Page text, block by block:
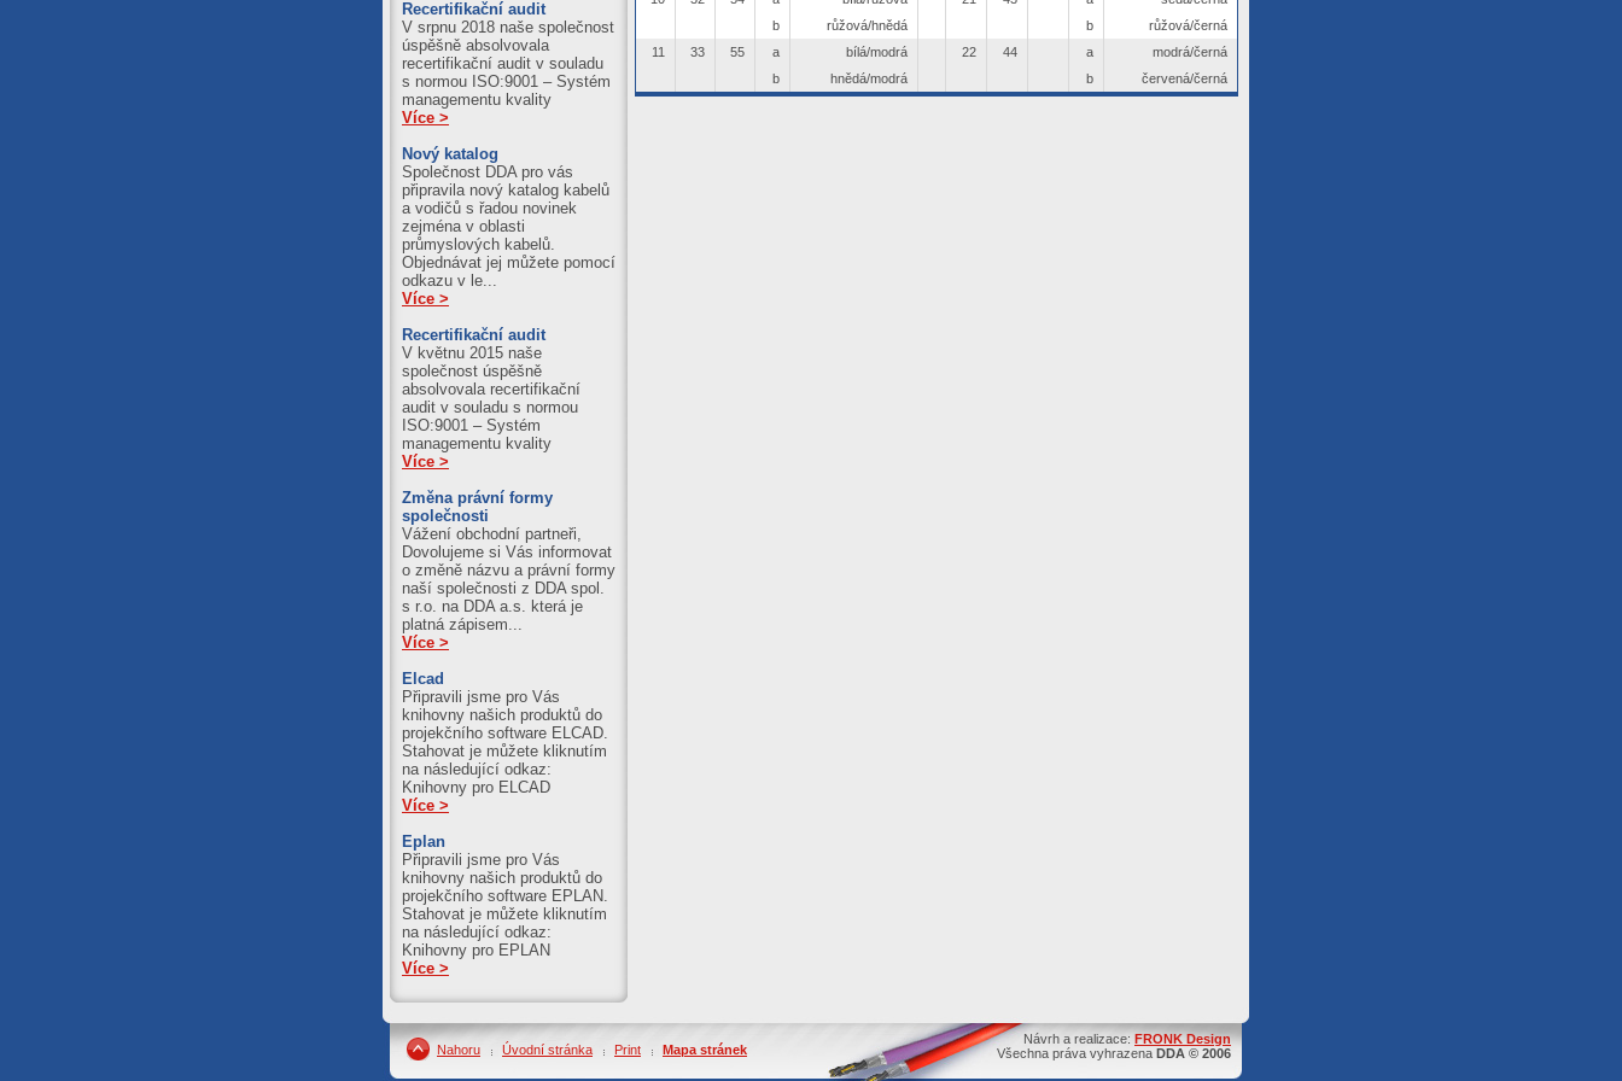
b
růžová/hnědá b
růžová/černá
11
33 55 a bílá/modrá 22 44 a
modrá/černá
b
hnědá/modrá b červená/černá
Recertifikační audit
V srpnu 2018 naše společnost
úspěšně absolvovala
recertifikační audit v souladu
s normou ISO:9001 – Systém
managementu kvality
Více >
Nový katalog
Společnost DDA pro vás
připravila nový katalog kabelů
a vodičů s řadou novinek
zejména v oblasti
průmyslových kabelů.
Objednávat jej můžete pomocí
odkazu v le...
Více >
Recertifikační audit
V květnu 2015 naše
společnost úspěšně
absolvovala recertifikační
audit v souladu s normou
ISO:9001 – Systém
managementu kvality
Více >
Změna právní formy
společnosti
Vážení obchodní partneři,
Dovolujeme si Vás informovat
o změně názvu a právní formy
naší společnosti z DDA spol.
s r.o. na DDA a.s. která je
platná zápisem...
Více >
Elcad
Připravili jsme pro Vás
knihovny našich produktů do
projekčního software ELCAD.
Stahovat je můžete kliknutím
na následující odkaz:
Knihovny pro ELCAD
Více >
Eplan
Připravili jsme pro Vás
knihovny našich produktů do
projekčního software EPLAN.
Stahovat je můžete kliknutím
na následující odkaz:
Knihovny pro EPLAN
Více >
Nahoru Úvodní stránka Print Mapa stránek
Návrh a realizace: FRONK Design
Všechna práva vyhrazena DDA © 2006